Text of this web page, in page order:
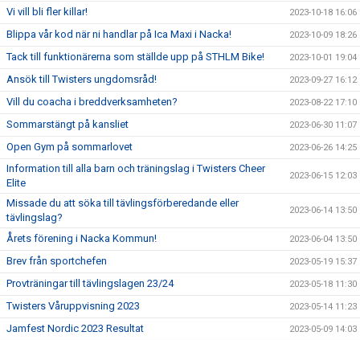
Vi vill bli fler killar! 2023-10-18 16:06
Blippa vår kod när ni handlar på Ica Maxi i Nacka! 2023-10-09 18:26
Tack till funktionärerna som ställde upp på STHLM Bike! 2023-10-01 19:04
Ansök till Twisters ungdomsråd! 2023-09-27 16:12
Vill du coacha i breddverksamheten? 2023-08-22 17:10
Sommarstängt på kansliet 2023-06-30 11:07
Open Gym på sommarlovet 2023-06-26 14:25
Information till alla barn och träningslag i Twisters Cheer
Elite
2023-06-15 12:03
Missade du att söka till tävlingsförberedande eller
tävlingslag?
2023-06-14 13:50
Årets förening i Nacka Kommun! 2023-06-04 13:50
Brev från sportchefen 2023-05-19 15:37
Provträningar till tävlingslagen 23/24 2023-05-18 11:30
Twisters Våruppvisning 2023 2023-05-14 11:23
Jamfest Nordic 2023 Resultat 2023-05-09 14:03